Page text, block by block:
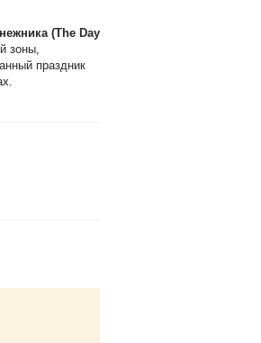
(The Day
зоны,
праздник